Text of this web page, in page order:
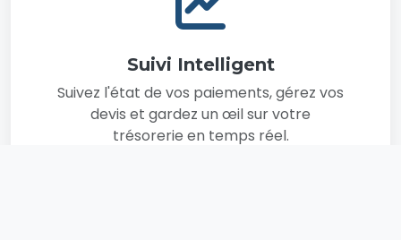
Suivi Intelligent
Suivez l'état de vos paiements, gérez vos
devis et gardez un œil sur votre
trésorerie en temps réel.